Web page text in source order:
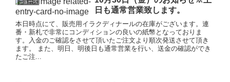
ニュース
日も通常営業致します。
本日時点にて、販売用イラクディナールの在庫がございます。連
番・新札で非常にコンディションの良いの紙幣となっておりま
す。入金のご確認をさせて頂いたご注文より順次発送させて頂き
ます。 また、明日、明後日も通常営業を行い、送金の確認ができ
たご注...